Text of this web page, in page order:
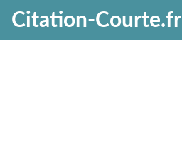
Citation-Courte.fr